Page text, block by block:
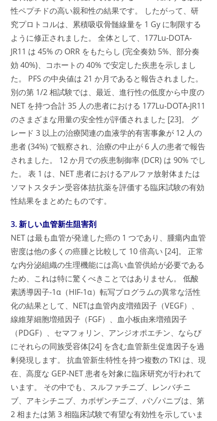
性ペプチドの高い親和性の結果です。 したがって、研
究プロトコルは、累積吸収骨髄線量を 1 Gy に制限する
ように修正されました。 全体として、177Lu-DOTA-
JR11 は 45% の ORR をもたらし (完全奏効 5%、部分奏
効 40%)、コホートの 40% で安定した疾患を示しまし
た。 PFS の中央値は 21 か月であると報告されました。
別の第 1/2 相試験では、最近、進行性の低度から中度の
NET を持つ合計 35 人の患者における 177Lu-DOTA-JR11
のさまざまな用量の安全性が評価されました [23]。 グ
レード 3 以上の治療関連の血液学的有害事象が 12 人の
患者 (34%) で観察され、治療の中止が 6 人の患者で報告
されました。 12 か月での疾患制御率 (DCR) は 90% でし
た。 表 1 は、NET 患者におけるアルファ放射体または
ソマトスタチン受容体拮抗薬を評価する臨床試験の有効
性結果をまとめたものです。
3. 新しい血管新生阻害剤
NET は最も血管が発達した癌の 1 つであり、腫瘍内血管
密度は他の多くの癌腫と比較して 10 倍高い [24]。 正常
な内分泌組織の生理機能には高い血管供給が必要である
ため、これは特に驚くべきことではありません。 低酸
素誘導因子-1α（HIF-1α）転写プログラムの異常な活性
化の結果として、NETは血管内皮増殖因子（VEGF）、
線維芽細胞増殖因子（FGF）、血小板由来増殖因子
（PDGF）、セマフォリン、アンジオポエチン、ならび
にそれらの同族受容体[24] を含む血管新生促進因子を過
剰発現します。 抗血管新生特性を持つ複数の TKI は、現
在、高度な GEP-NET 患者を対象に臨床研究が行われて
います。 その中でも、スルファチニブ、レンバチニ
ブ、アキシチニブ、カボザンチニブ、パゾパニブは、第
2 相または第 3 相臨床試験で有望な有効性を示していま